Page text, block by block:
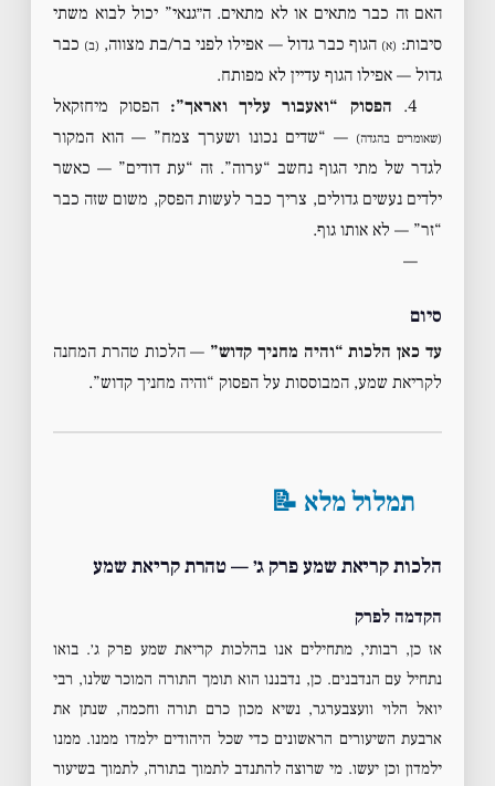
האם זה כבר מתאים או לא מתאים. ה״גנאי” יכול לבוא משתי
סיבות: (א) הגוף כבר גדול — אפילו לפני בר/בת מצווה, (ב) כבר
גדול — אפילו הגוף עדיין לא מפותח.
4.
הפסוק “ואעבור עליך ואראך”: הפסוק מיחזקאל
(שאומרים בהגדה) — “שדים נכונו ושערך צמח” — הוא המקור
לגדר של מתי הגוף נחשב “ערוה”. זה “עת דודים” — כאשר
ילדים נעשים גדולים, צריך כבר לעשות הפסק, משום שזה כבר
“זר” — לא אותו גוף.
—
סיום
עד כאן הלכות “והיה מחניך קדוש” — הלכות טהרת המחנה
לקריאת שמע, המבוססות על הפסוק “והיה מחניך קדוש”.
תמלול מלא 📝
הלכות קריאת שמע פרק ג׳ — טהרת קריאת שמע
הקדמה לפרק
אז כן, רבותי, מתחילים אנו בהלכות קריאת שמע פרק ג׳. בואו
נתחיל עם הנדבנים. כן, נדבננו הוא תומך התורה המוכר שלנו, רבי
יואל הלוי וועצבערגר, נשיא מכון כרם תורה וחכמה, שנתן את
ארבעת השיעורים הראשונים כדי שכל היהודים ילמדו ממנו. ממנו
ילמדון וכן יעשו. מי שרוצה להתנדב לתמוך בתורה, לתמוך בשיעור